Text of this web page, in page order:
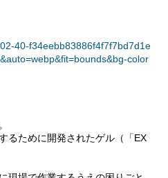
40-f34eebb83886f4f7f7bd7d1e
color
るために開発されたゲル（「EX